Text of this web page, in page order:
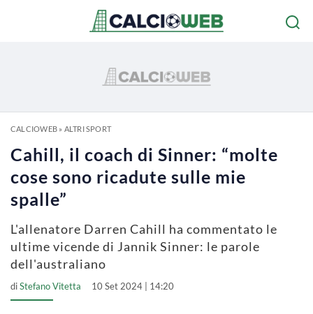
CALCIOWEB» ALTRI SPORT
Cahill, il coach di Sinner: “molte
cose sono ricadute sulle mie
spalle”
L'allenatore Darren Cahill ha commentato le
ultime vicende di Jannik Sinner: le parole
dell'australiano
diStefano Vitetta 10 Set 2024 | 14:20